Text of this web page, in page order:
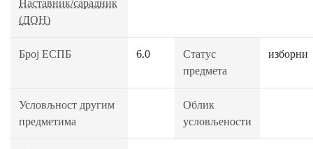
Наставник/сарадник
(ДОН)
Број ЕСПБ 6.0
Статус
предмета
изборни
Условљност другим
предметима
Облик
условљености